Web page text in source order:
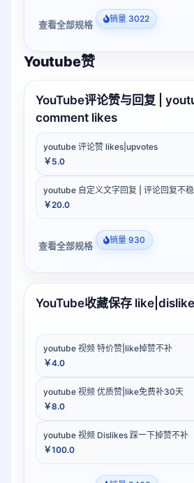
查看全部规格 销量 3022
Youtube赞
YouTube评论赞与回复 |
comment likes
youtube 评论赞 likes|upvotes
￥5.0
youtube 自定义文字回复 | 评论回复不
￥20.0
查看全部规格 销量 930
YouTube收藏保存 like|dislike
youtube 视频 特价赞|like掉赞不补
￥4.0
youtube 视频 优质赞|like免费补30天
￥8.0
youtube 视频 Dislikes 踩一下掉赞不补
￥100.0